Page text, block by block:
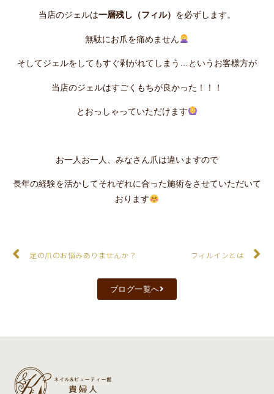
当店のジェルは一層残し（フィル） を必ずします。
無駄にお爪を痛めません
そしてジェルをしてもすぐ剥がれてしまう…というお客様方が
当店のジェルはすごくもちが良かった！！！
とおっしゃっていただけます
お一人お一人、みなさん爪は違いますので
長年の経験を活かしてそれぞれに合った施術をさせていただいて
おります
足の爪のお悩みありませんか？ フィルインとは
ブログ一覧へ